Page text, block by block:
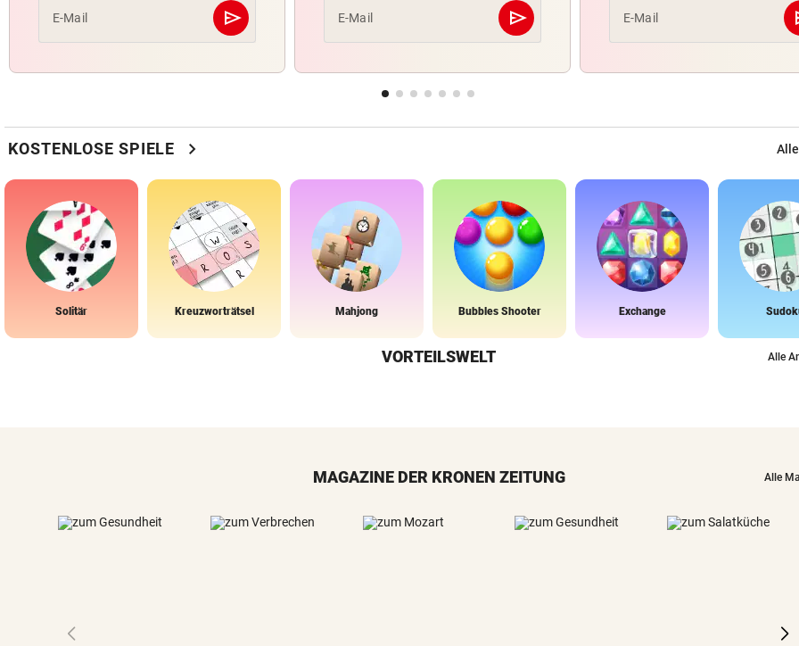
E-Mail send
Abschicken E-Mail send
Abschicken E-Mail
KOSTENLOSE SPIELE chevron_right
Solitär Kreuzworträtsel Mahjong Bubbles Shooter Exchange
VORTEILSWELT Alle
MAGAZINE DER KRONEN ZEITUNG Alle